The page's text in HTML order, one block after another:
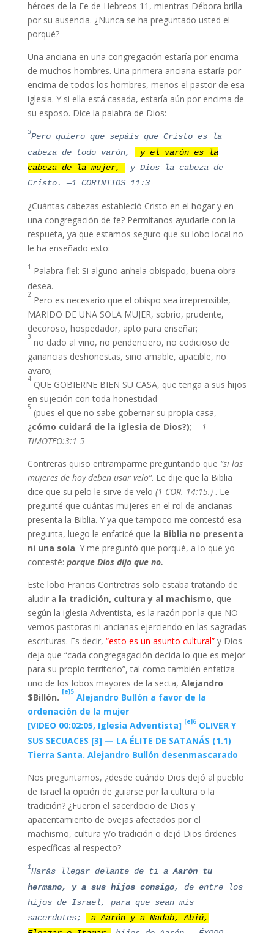
de Tabor, y toma contigo diez mil hombres de
la tribu de Neftalí y de la tribu de
Zabulón;
y yo atraeré hacia ti al arroyo de Cisón a
Sísara, capitán del ejército de Jabín, con
sus carros y su ejército, y lo entregaré en
tus manos?
Barac le respondió: Si tú fueres conmigo,
yo iré;
gloria de la jornada que emprendes,porque
EN MANO DE MUJER venderá Jehová a Sísara
—JUECES 4:5-9
héroes de la Fe de Hebreos 11, mientras Débora brilla
por su ausencia. ¿Nunca se ha preguntado usted el
porqué?
Una anciana en una congregación estaría por encima
de muchos hombres. Una primera anciana estaría por
encima de todos los hombres, menos el pastor de esa
iglesia. Y si ella está casada, estaría aún por encima de
su esposo. Dice la palabra de Dios:
3Pero quiero que sepáis que Cristo es la
cabeza de todo varón,
y el varón es la
cabeza de la mujer,
y Dios la cabeza de
Cristo. —1 CORINTIOS 11:3
¿Cuántas cabezas estableció Cristo en el hogar y en
una congregación de fe? Permítanos ayudarle con la
respueta, ya que estamos seguro que su lobo local no
le ha enseñado esto:
1 Palabra fiel: Si alguno anhela obispado, buena obra
desea.
2
Pero es necesario que el obispo sea irreprensible,
MARIDO DE UNA SOLA MUJER, sobrio, prudente,
decoroso, hospedador, apto para enseñar;
3
no dado al vino, no pendenciero, no codicioso de
ganancias deshonestas, sino amable, apacible, no
avaro;
4
QUE GOBIERNE BIEN SU CASA, que tenga a sus hijos
en sujeción con toda honestidad
5
(pues el que no sabe gobernar su propia casa,
¿cómo cuidará de la iglesia de Dios?); —1
TIMOTEO:3:1-5
Contreras quiso entramparme preguntando que “si las
mujeres de hoy deben usar velo”. Le dije que la Biblia
dice que su pelo le sirve de velo (1 COR. 14:15.). Le
pregunté que cuántas mujeres en el rol de ancianas
presenta la Biblia. Y ya que tampoco me contestó esa
pregunta, luego le enfaticé que la Biblia no presenta
ni una sola. Y me preguntó que porqué, a lo que yo
contesté: porque Dios dijo que no.
Este lobo Francis Contretras solo estaba tratando de
aludir a la tradición, cultura y al machismo, que
según la iglesia Adventista, es la razón por la que NO
vemos pastoras ni ancianas ejerciendo en las sagradas
escrituras. Es decir, “esto es un asunto cultural”y Dios
deja que “cada congregagación decida lo que es mejor
para su propio territorio”, tal como también enfatiza
uno de los lobos mayores de la secta, Alejandro
$Billón.
[e]5
Alejandro Bullón a favor de la
ordenación de la mujer
[VIDEO 00:02:05, Iglesia Adventista] [e]6 OLIVER Y
SUS SECUACES [3] — LA ÉLITE DE SATANÁS (1.1)
Tierra Santa. Alejandro Bullón desenmascarado
Nos preguntamos, ¿desde cuándo Dios dejó al pueblo
de Israel la opción de guiarse por la cultura o la
tradición? ¿Fueron el sacerdocio de Dios y
apacentamiento de ovejas afectados por el
machismo, cultura y/o tradición o dejó Dios órdenes
específicas al respecto?
1Harás llegar delante de ti aAarón tu
hermano, y a sus hijos consigo, de entre los
hijos de Israel, para que sean mis
sacerdotes;
a Aarón y a Nadab, Abiú,